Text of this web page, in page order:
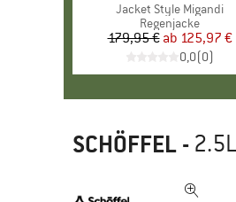
Artikel
Jacket Style Migandi
Produktgruppe
Regenjacke
Preis
179,95 € reduzierter
ab 125,97 €
0,0(0)
SCHÖFFEL -